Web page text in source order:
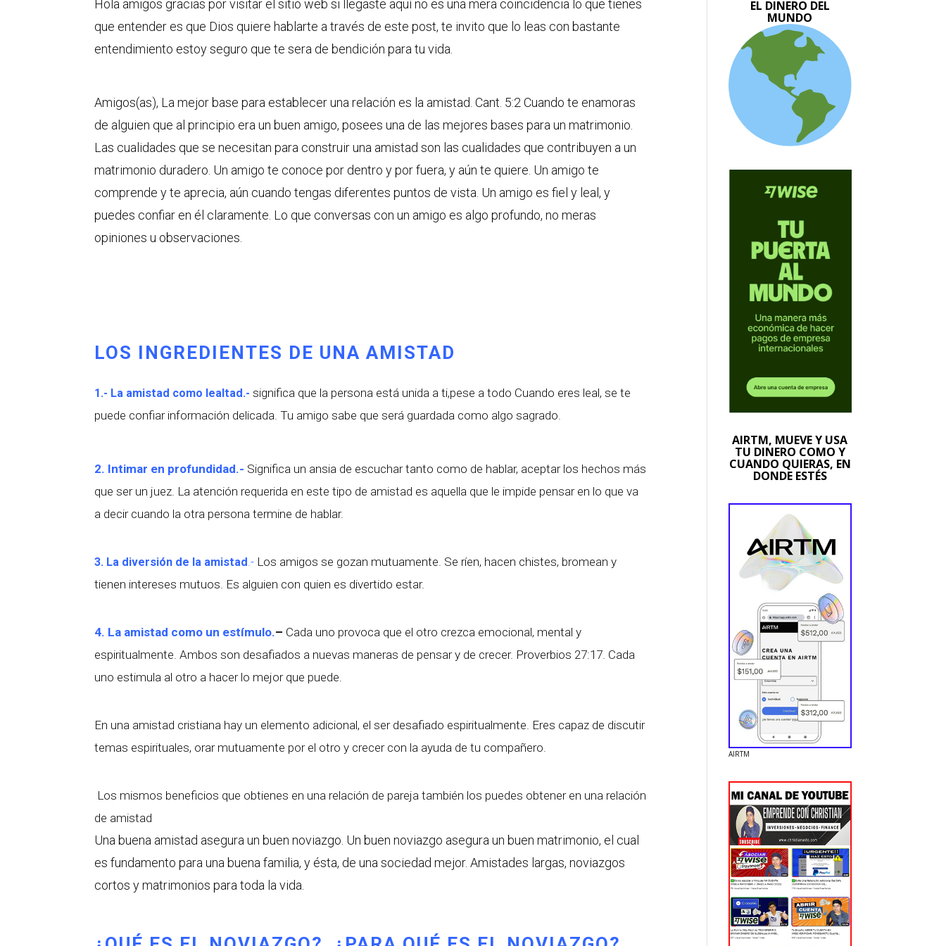
Hola amigos gracias por visitar el sitio web si llegaste aquí no es una mera coincidencia lo que tienes
que entender es que Dios quiere hablarte a través de este post, te invito que lo leas con bastante
entendimiento estoy seguro que te sera de bendición para tu vida.
Amigos(as), La mejor base para establecer una relación es la amistad. Cant. 5:2 Cuando te enamoras
de alguien que al principio era un buen amigo, posees una de las mejores bases para un matrimonio.
Las cualidades que se necesitan para construir una amistad son las cualidades que contribuyen a un
matrimonio duradero. Un amigo te conoce por dentro y por fuera, y aún te quiere. Un amigo te
comprende y te aprecia, aún cuando tengas diferentes puntos de vista. Un amigo es fiel y leal, y
puedes confiar en él claramente. Lo que conversas con un amigo es algo profundo, no meras
opiniones u observaciones.
LOS INGREDIENTES DE UNA AMISTAD
1.- La amistad como lealtad.- significa que la persona está unida a ti,pese a todo Cuando eres leal, se te
puede confiar información delicada. Tu amigo sabe que será guardada como algo sagrado.
2. Intimar en profundidad.- Significa un ansia de escuchar tanto como de hablar, aceptar los hechos más
que ser un juez. La atención requerida en este tipo de amistad es aquella que le impide pensar en lo que va
a decir cuando la otra persona termine de hablar.
3. La diversión de la amistad .- Los amigos se gozan mutuamente. Se ríen, hacen chistes, bromean y
tienen intereses mutuos. Es alguien con quien es divertido estar.
4. La amistad como un estímulo.– Cada uno provoca que el otro crezca emocional, mental y
espiritualmente. Ambos son desafiados a nuevas maneras de pensar y de crecer. Proverbios 27:17. Cada
uno estimula al otro a hacer lo mejor que puede.
En una amistad cristiana hay un elemento adicional, el ser desafiado espiritualmente. Eres capaz de discutir
temas espirituales, orar mutuamente por el otro y crecer con la ayuda de tu compañero.
Los mismos beneficios que obtienes en una relación de pareja también los puedes obtener en una relación
de amistad
Una buena amistad asegura un buen noviazgo. Un buen noviazgo asegura un buen matrimonio, el cual
es fundamento para una buena familia, y ésta, de una sociedad mejor. Amistades largas, noviazgos
cortos y matrimonios para toda la vida.
EL DINERO DEL
MUNDO
AIRTM, MUEVE Y USA
TU DINERO COMO Y
CUANDO QUIERAS, EN
DONDE ESTÉS
AIRTM